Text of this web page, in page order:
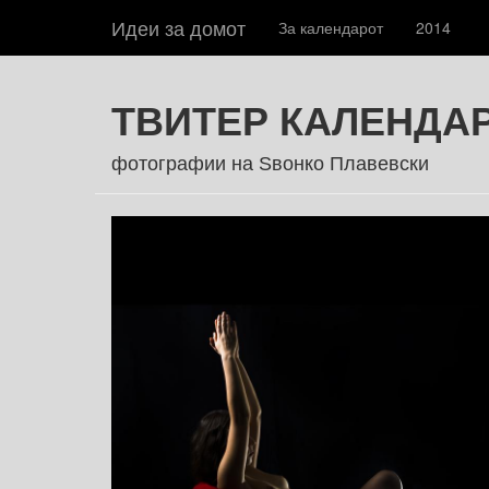
ТВИТЕР
фотографии на Ѕвонко Плавевски
Идеи за домот За календарот 2014